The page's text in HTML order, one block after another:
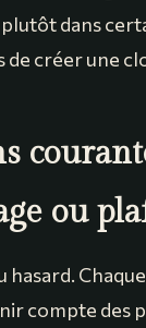
dans
de créer une
ou
hasard.
compte des